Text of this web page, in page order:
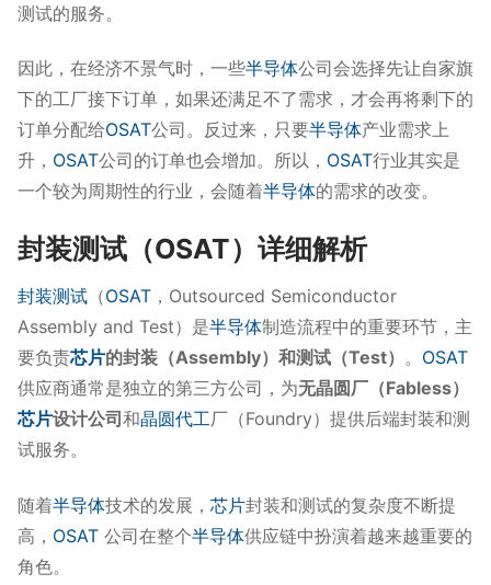
测试的服务。
因此，在经济不景气时，一些半导体公司会选择先让自家旗
下的工厂接下订单，如果还满足不了需求，才会再将剩下的
订单分配给OSAT公司。反过来，只要半导体产业需求上
升， OSAT公司的订单也会增加。所以， OSAT行业其实是
一个较为周期性的行业，会随着半导体的需求的改变。
封装测试（OSAT）详细解析
封装测试 （OSAT ，Outsourced Semiconductor
Assembly and Test）是半导体制造流程中的重要环节，主
要负责芯片的封装（Assembly）和测试（Test） 。 OSAT
供应商通常是独立的第三方公司，为无晶圆厂（Fabless）
芯片设计公司 和晶圆代工厂（Foundry）提供后端封装和测
试服务。
随着半导体技术的发展， 芯片封装和测试的复杂度不断提
高， OSAT 公司在整个半导体供应链中扮演着越来越重要的
角色。